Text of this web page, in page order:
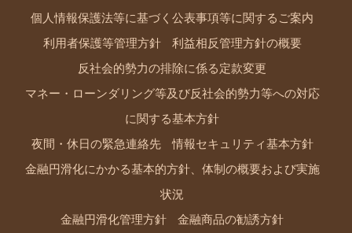
個人情報保護法等に基づく公表事項等に関するご案内
利用者保護等管理方針 利益相反管理方針の概要
反社会的勢力の排除に係る定款変更
マネー・ローンダリング等及び反社会的勢力等への対応
に関する基本方針
夜間・休日の緊急連絡先 情報セキュリティ基本方針
金融円滑化にかかる基本的方針、体制の概要および実施
状況
金融円滑化管理方針 金融商品の勧誘方針